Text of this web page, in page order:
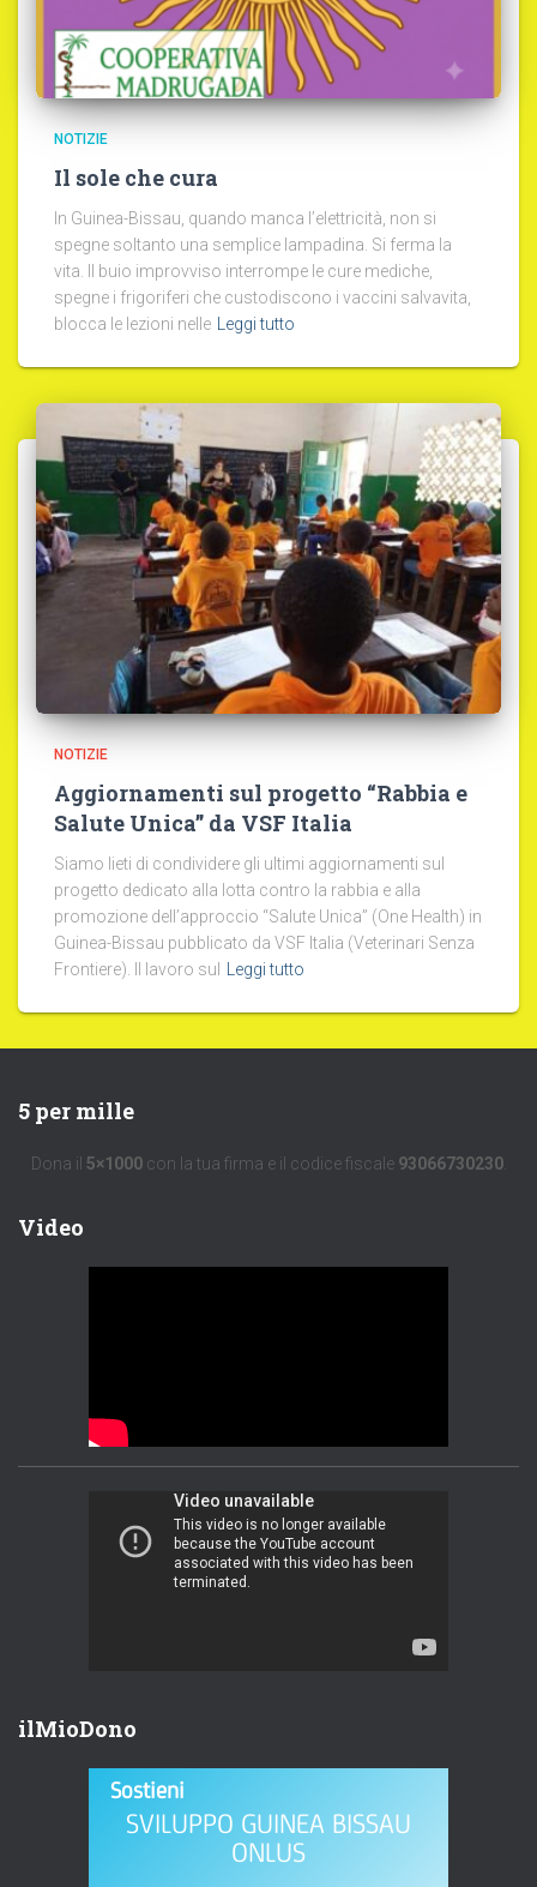
NOTIZIE
Il sole che cura
In Guinea-Bissau, quando manca l’elettricità, non si
spegne soltanto una semplice lampadina. Si ferma la
vita. Il buio improvviso interrompe le cure mediche,
spegne i frigoriferi che custodiscono i vaccini salvavita,
blocca le lezioni nelle Leggi tutto
NOTIZIE
Aggiornamenti sul progetto “Rabbia e
Salute Unica” da VSF Italia
Siamo lieti di condividere gli ultimi aggiornamenti sul
progetto dedicato alla lotta contro la rabbia e alla
promozione dell’approccio “Salute Unica” (One Health) in
Guinea-Bissau pubblicato da VSF Italia (Veterinari Senza
Frontiere). Il lavoro sul
Leggi tutto
5 per mille
Dona il 5×1000con la tua firma e il codice fiscale 93066730230.
Video
ilMioDono
Sostieni
SVILUPPO GUINEA BISSAU
ONLUS